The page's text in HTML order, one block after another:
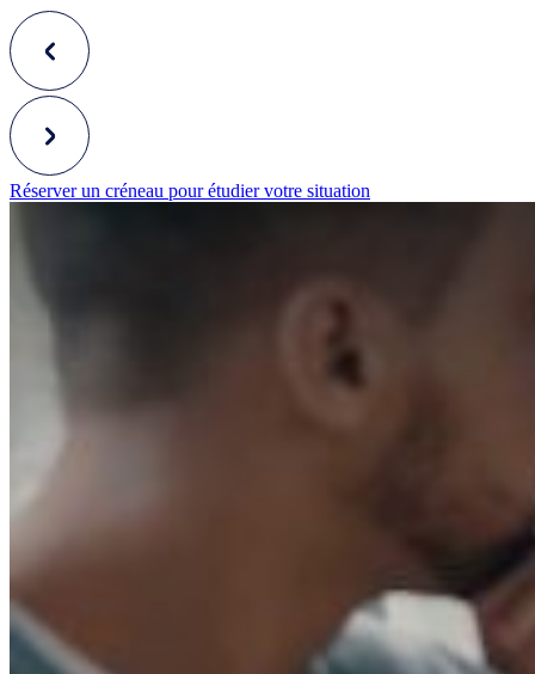
Réserver un créneau pour étudier votre situation